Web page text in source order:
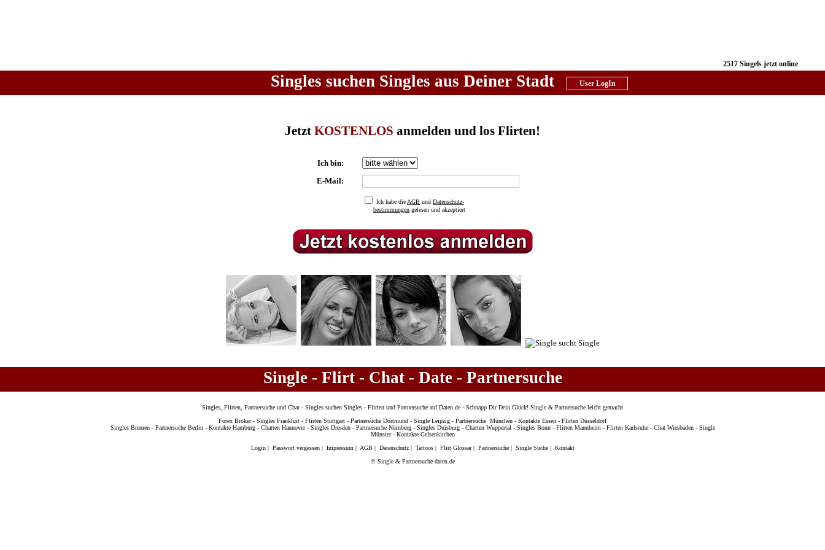
2517 Singels jetzt online
Singles suchen Singles aus Deiner Stadt
Jetzt KOSTENLOS anmelden und los Flirten!
Ich bin:
E-Mail:
Ich habe die AGB und Datenschutz-
bestimmungen gelesen und akzeptiert
Single - Flirt - Chat - Date - Partnersuche
Singles, Flirten, Partnersuche und Chat - Singles suchen Singles - Flirten und Partnersuche auf Daten.de - Schnapp Dir Dein Glück! Single & Partnersuche leicht gemacht
Forex Broker- Singles Frankfurt - Flirten Stuttgart - Partnersuche Dortmund - Single Leipzig - Partnersuche München - Kontakte Essen - Flirten Düsseldorf
Singles Bremen- Partnersuche Berlin- Kontakte Hamburg- Chatten Hannover- Singles Dresden- Partnersuche Nürnberg- Singles Duisburg- Chatten Wuppertal - Singles Bonn- Flirten Mannheim - Flirten Karlsruhe- Chat Wiesbaden- Single
Münster- Kontakte Gelsenkirchen
Login| Passwort vergessen| Impressum | AGB| Datenschutz| Tattoos| Flirt Glossar| Partnersuche| Single Suche| Kontakt
© Single & Partnersuche daten.de